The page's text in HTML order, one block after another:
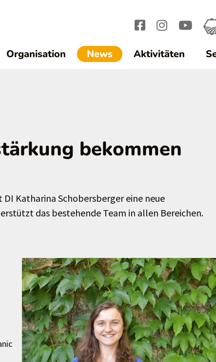
Organisation News(current)1
Aktivitäten
bekommen
Katharina Schobersberger eine neue
das bestehende Team in allen Bereichen.